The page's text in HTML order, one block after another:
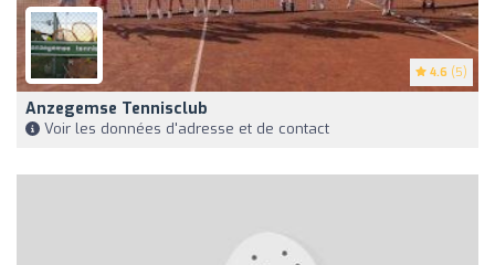
4.6 (5)
Anzegemse Tennisclub
Voir les données d'adresse et de contact